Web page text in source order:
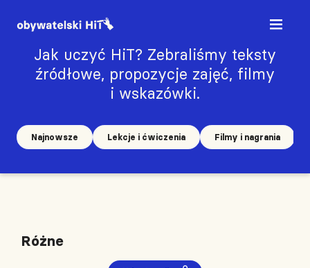
Jak uczyć HiT? Zebraliśmy teksty
źródłowe, propozycje zajęć, filmy
i wskazówki.
Najnowsze Lekcje i ćwiczenia Filmy i nagrania
Różne